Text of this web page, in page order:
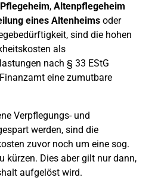
Pflegeheim, Altenpflegeheim
eines Altenheims oder
sind die hohen
als
nach § 33 EStG
eine zumutbare
Verpflegungs- und
werden, sind die
zuvor noch um eine sog.
kürzen. Dies aber gilt nur dann,
aufgelöst wird.